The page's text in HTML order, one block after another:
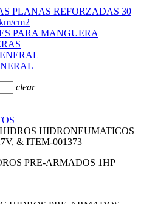
PLANAS REFORZADAS 30
cm2
PARA MANGUERA
clear
HIDRONEUMATICOS
& ITEM-001373